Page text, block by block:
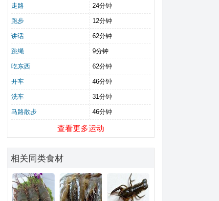
走路 24分钟
跑步 12分钟
讲话 62分钟
跳绳 9分钟
吃东西 62分钟
开车 46分钟
洗车 31分钟
马路散步 46分钟
查看更多运动
相关同类食材